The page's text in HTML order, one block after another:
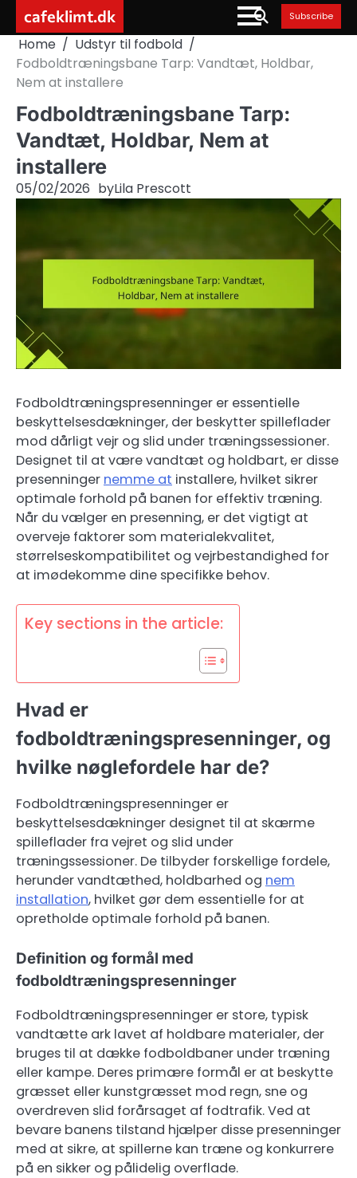
content
cafeklimt.dk Subscribe
Home
Udstyr til fodbold
Fodboldtræningsbane Tarp: Vandtæt, Holdbar,
Nem at installere
Fodboldtræningsbane Tarp:
Vandtæt, Holdbar, Nem at
installere
05/02/2026 byLila Prescott
Fodboldtræningspresenninger er essentielle
beskyttelsesdækninger, der beskytter spilleflader
mod dårligt vejr og slid under træningssessioner.
Designet til at være vandtæt og holdbart, er disse
presenninger nemme at installere, hvilket sikrer
optimale forhold på banen for effektiv træning.
Når du vælger en presenning, er det vigtigt at
overveje faktorer som materialekvalitet,
størrelseskompatibilitet og vejrbestandighed for
at imødekomme dine specifikke behov.
Key sections in the article:
Hvad er
fodboldtræningspresenninger, og
hvilke nøglefordele har de?
Fodboldtræningspresenninger er
beskyttelsesdækninger designet til at skærme
spilleflader fra vejret og slid under
træningssessioner. De tilbyder forskellige fordele,
herunder vandtæthed, holdbarhed og nem
installation, hvilket gør dem essentielle for at
opretholde optimale forhold på banen.
Definition og formål med
fodboldtræningspresenninger
Fodboldtræningspresenninger er store, typisk
vandtætte ark lavet af holdbare materialer, der
bruges til at dække fodboldbaner under træning
eller kampe. Deres primære formål er at beskytte
græsset eller kunstgræsset mod regn, sne og
overdreven slid forårsaget af fodtrafik. Ved at
bevare banens tilstand hjælper disse presenninger
med at sikre, at spillerne kan træne og konkurrere
på en sikker og pålidelig overflade.